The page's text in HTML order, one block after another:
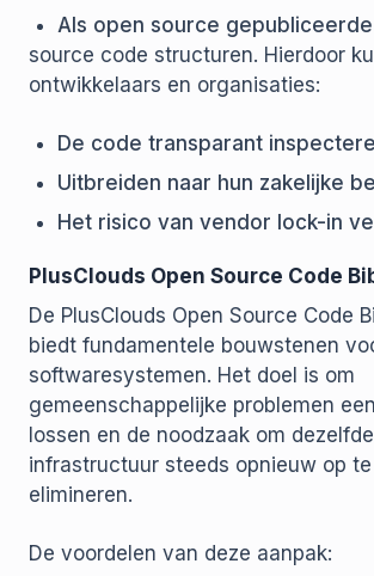
Als open source gepubliceerde
source code structuren. Hierdoor
ontwikkelaars en organisaties:
De code transparant
Uitbreiden naar hun zakelijke
Het risico van vendor lock-in
PlusClouds Open Source Code
De PlusClouds Open Source Code
biedt fundamentele bouwstenen
softwaresystemen. Het doel is om
gemeenschappelijke problemen
lossen en de noodzaak om dezelfde
infrastructuur steeds opnieuw op
elimineren.
De voordelen van deze aanpak: